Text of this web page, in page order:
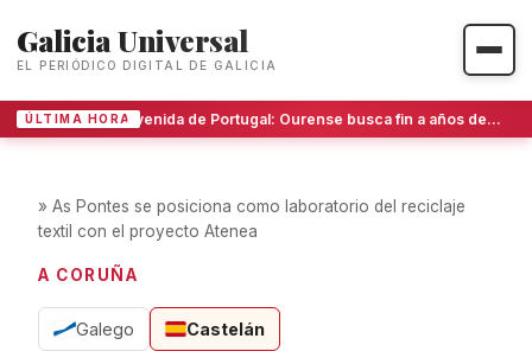
Galicia Universal
EL PERIÓDICO DIGITAL DE GALICIA
ÚLTIMA HORA Avenida de Portugal: Ourense busca fin a años de bloqueo
» As Pontes se posiciona como laboratorio del reciclaje
textil con el proyecto Atenea
A CORUÑA
Galego Castelán